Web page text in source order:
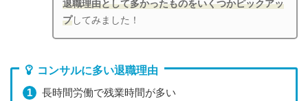
退職理由として多かったものをいくつかピックアッ
プしてみました！
コンサルに多い退職理由
長時間労働で残業時間が多い